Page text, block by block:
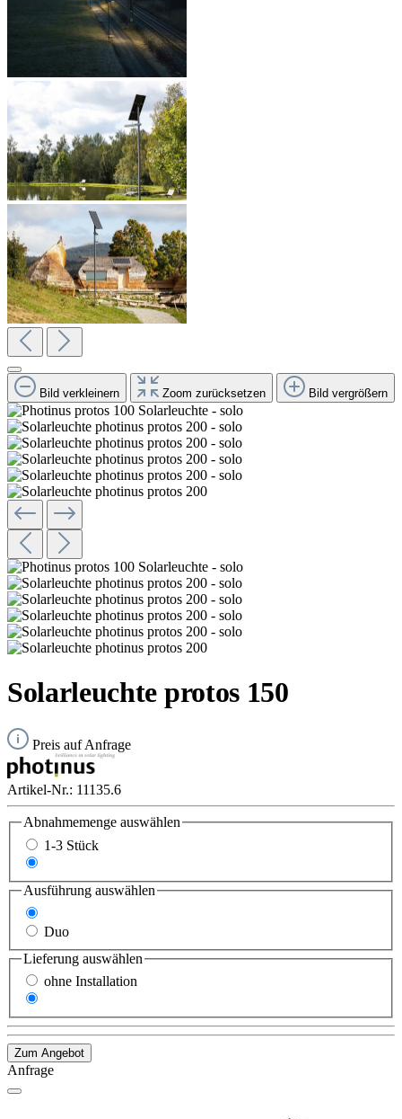
Bild verkleinern Zoom zurücksetzen Bild vergrößern
Solarleuchte protos 150
Preis auf Anfrage
Artikel-Nr.: 11135.6
Abnahmemenge auswählen
1-3 Stück
Ausführung auswählen
Duo
Lieferung auswählen
ohne Installation
Zum Angebot
Anfrage